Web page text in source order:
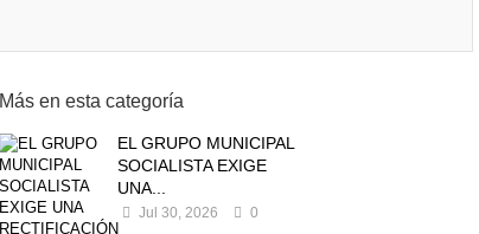
Más en esta categoría
EL GRUPO MUNICIPAL
SOCIALISTA EXIGE
UNA...
Jul 30, 2026 0